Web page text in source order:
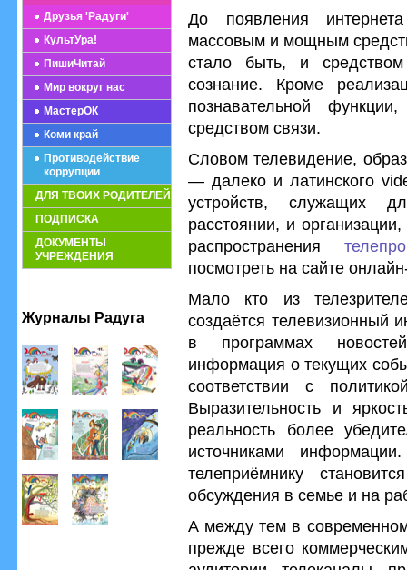
Друзья 'Радуги'
КультУра!
ПишиЧитай
Мир вокруг нас
МастерОК
Коми край
Противодействие
коррупции
ДЛЯ ТВОИХ РОДИТЕЛЕЙ
ПОДПИСКА
ДОКУМЕНТЫ
УЧРЕЖДЕНИЯ
Журналы Радуга
До появления
массовым и мощным
стало быть, и
сознание. Кроме
познавательной
средством связи.
Словом телевидение,
— далеко и латинского
устройств, служащих
расстоянии, и
распространения
посмотреть на сайте
Мало кто из
создаётся телевизионный
в программах
информация о текущих
соответствии с
Выразительность и
реальность более
источниками
телеприёмнику
обсуждения в семье и на
А между тем в
прежде всего